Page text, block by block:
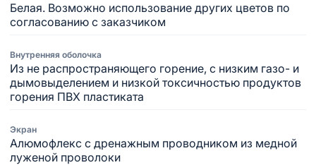
Белая. Возможно использование других цветов по
согласованию с заказчиком
Внутренняя оболочка
Из не распространяющего горение, с низким газо- и
дымовыделением и низкой токсичностью продуктов
горения ПВХ пластиката
Экран
Алюмофлекс с дренажным проводником из медной
луженой проволоки